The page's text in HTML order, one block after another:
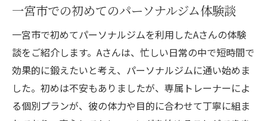
一宮市での初めてのパーソナルジム体験談
一宮市で初めてパーソナルジムを利用したAさんの体験
談をご紹介します。Aさんは、忙しい日常の中で短時間で
効果的に鍛えたいと考え、パーソナルジムに通い始めま
した。初めは不安もありましたが、専属トレーナーによ
る個別プランが、彼の体力や目的に合わせて丁寧に組ま